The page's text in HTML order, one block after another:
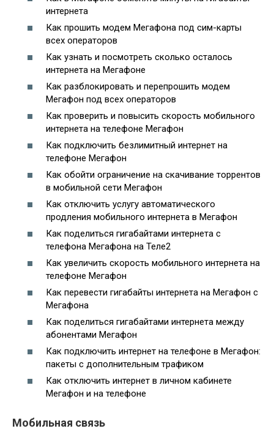
интернета
Как прошить модем Мегафона под сим-карты
всех операторов
Как узнать и посмотреть сколько осталось
интернета на Мегафоне
Как разблокировать и перепрошить модем
Мегафон под всех операторов
Как проверить и повысить скорость мобильного
интернета на телефоне Мегафон
Как подключить безлимитный интернет на
телефоне Мегафон
Как обойти ограничение на скачивание торрентов
в мобильной сети Мегафон
Как отключить услугу автоматического
продления мобильного интернета в Мегафон
Как поделиться гигабайтами интернета с
телефона Мегафона на Теле2
Как увеличить скорость мобильного интернета на
телефоне Мегафон
Как перевести гигабайты интернета на Мегафон с
Мегафона
Как поделиться гигабайтами интернета между
абонентами Мегафон
Как подключить интернет на телефоне в Мегафон:
пакеты с дополнительным трафиком
Как отключить интернет в личном кабинете
Мегафон и на телефоне
Мобильная связь